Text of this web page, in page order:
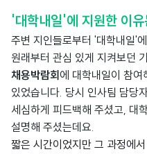
'대학내일'에 지원한 이
주변 지인들로부터 '대학내일'
원래부터 관심 있게 지켜보던
채용박람회 에 대학내일이 참여
있었습니다. 당시 인사팀 담당
세심하게 피드백해 주셨고, 대
설명해 주셨는데요.
짧은 시간이었지만 그 과정에